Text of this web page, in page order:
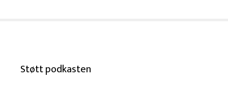
Støtt podkasten